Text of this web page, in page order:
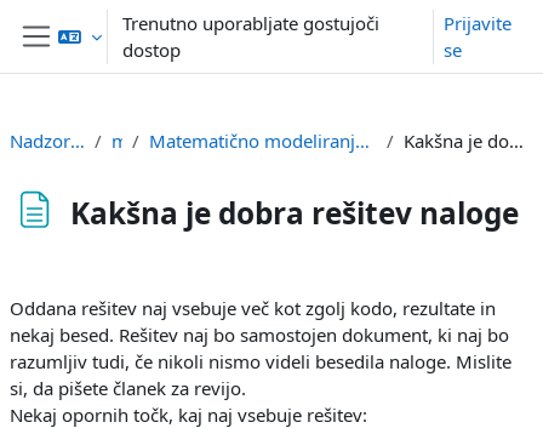
Preskoči na glavno vsebino
Stransko polje
Trenutno uporabljate gostujoči
dostop
Prijavite
se
Nadzorna plošča mm Matematično modeliranje / Mathematical modelling Kakšna je dobra rešitev naloge
Kakšna je dobra rešitev naloge
Oddana rešitev naj vsebuje več kot zgolj kodo, rezultate in
nekaj besed. Rešitev naj bo samostojen dokument, ki naj bo
razumljiv tudi, če nikoli nismo videli besedila naloge. Mislite
si, da pišete članek za revijo.
Nekaj opornih točk, kaj naj vsebuje rešitev: